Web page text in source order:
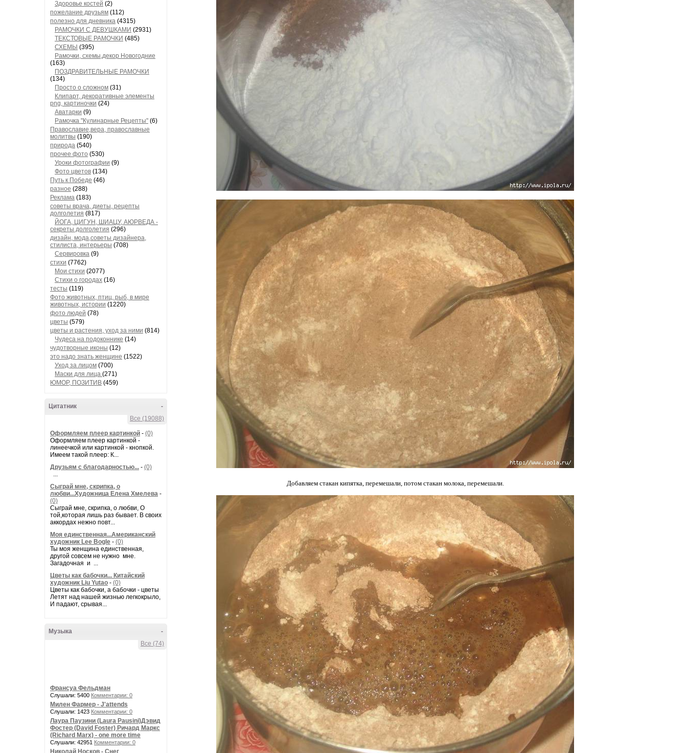
Здоровье костей (2)
пожелание друзьям (112)
полезно для дневника (4315)
РАМОЧКИ С ДЕВУШКАМИ (2931)
ТЕКСТОВЫЕ РАМОЧКИ (485)
СХЕМЫ (395)
Рамочки, схемы,декор Новогодние
(163)
ПОЗДРАВИТЕЛЬНЫЕ РАМОЧКИ
(134)
Просто о сложном (31)
Клипарт, декоративные элементы
png, картиночки (24)
Аватарки (9)
Рамочка "Кулинарные Рецепты" (6)
Православие,вера, православные
молитвы (190)
природа (540)
прочее фото (530)
Уроки фотографии (9)
Фото цветов (134)
Путь к Победе (46)
разное (288)
Реклама (183)
советы врача, диеты, рецепты
долголетия (817)
ЙОГА, ЦИГУН, ШИАЦУ, АЮРВЕДА -
секреты долголетия (296)
дизайн, мода,советы дизайнера,
стилиста, интерьеры (708)
Сервировка (9)
стихи (7762)
Мои стихи (2077)
Стихи о городах (16)
тесты (119)
Фото животных, птиц, рыб, в мире
животных, истории (1220)
фото людей (78)
цветы (579)
цветы и растения, уход за ними (814)
Чудеса на подоконнике (14)
чудотворные иконы (12)
это надо знать женщине (1522)
Уход за лицом (700)
Маски для лица (271)
ЮМОР, ПОЗИТИВ (459)
-
Цитатник
Все (19088)
Оформляем плеер картинкой - (0)
Оформляем плеер картинкой -
линеечкой или картинкой - кнопкой.
Имеем такой плеер: К...
Друзьям с благодарностью... - (0)
...
Сыграй мне, скрипка, о
любви...Художница Елена Хмелева -
(0)
Сыграй мне, скрипка, о любви, О
той,которая лишь раз бывает. В своих
аккордах нежно повт...
Моя единственная...Американский
художник Lee Bogle - (0)
Ты моя женщина единственная,
другой совсем не нужно мне.
Загадочная и ...
Цветы как бабочки... Китайский
художник Liu Yutao - (0)
Цветы как бабочки, а бабочки - цветы
Летят над нашей жизнью легкокрыло,
И падают, срывая...
-
Музыка
Все (74)
Франсуа Фельдман
Слушали: 5400 Комментарии: 0
Милен Фармер - J'attends
Слушали: 1423 Комментарии: 0
Лаура Паузини (Laura Pausini)Дэвид
Фостер (David Foster) Ричард Маркс
(Richard Marx) - one more time
Слушали: 42951 Комментарии: 0
Николай Носков - Снег
Добавляем стакан кипятка, перемешали, потом стакан молока, перемешали.